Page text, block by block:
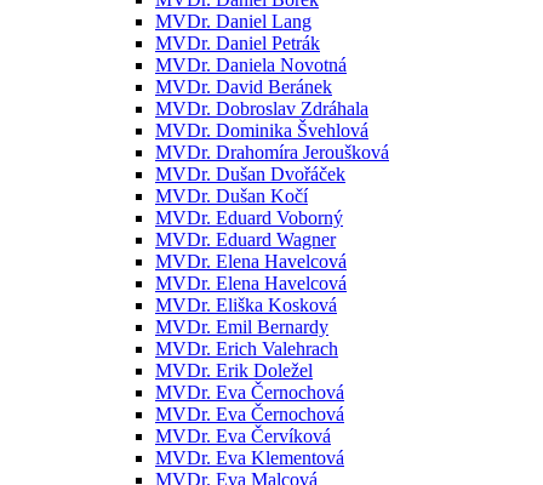
MVDr. Daniel Lang
MVDr. Daniel Petrák
MVDr. Daniela Novotná
MVDr. David Beránek
MVDr. Dobroslav Zdráhala
MVDr. Dominika Švehlová
MVDr. Drahomíra Jeroušková
MVDr. Dušan Dvořáček
MVDr. Dušan Kočí
MVDr. Eduard Voborný
MVDr. Eduard Wagner
MVDr. Elena Havelcová
MVDr. Elena Havelcová
MVDr. Eliška Kosková
MVDr. Emil Bernardy
MVDr. Erich Valehrach
MVDr. Erik Doležel
MVDr. Eva Černochová
MVDr. Eva Černochová
MVDr. Eva Červíková
MVDr. Eva Klementová
MVDr. Eva Malcová